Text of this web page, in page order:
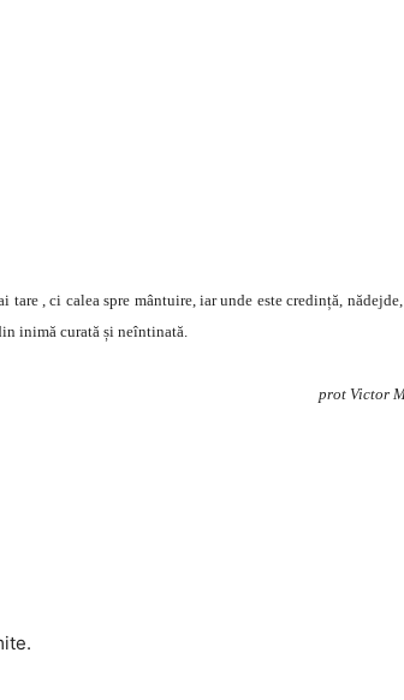
tare , ci calea spre mântuire, iar unde este credință,
inimă curată și neîntinată.
prot Victor